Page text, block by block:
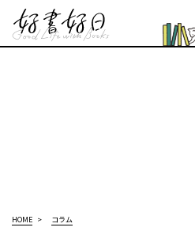
HOME コラム